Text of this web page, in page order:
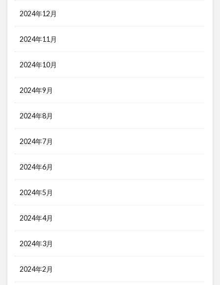
2024年12月
2024年11月
2024年10月
2024年9月
2024年8月
2024年7月
2024年6月
2024年5月
2024年4月
2024年3月
2024年2月